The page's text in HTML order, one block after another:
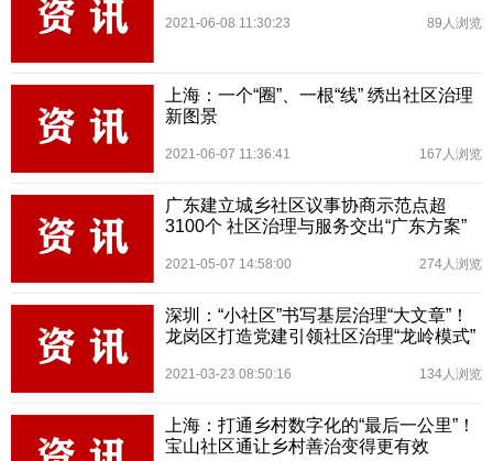
2021-06-08 11:30:23 89人浏览
上海：一个“圈”、一根“线” 绣出社区治理
新图景
2021-06-07 11:36:41 167人浏览
广东建立城乡社区议事协商示范点超
3100个 社区治理与服务交出“广东方案”
2021-05-07 14:58:00 274人浏览
深圳：“小社区”书写基层治理“大文章”！
龙岗区打造党建引领社区治理“龙岭模式”
2021-03-23 08:50:16 134人浏览
上海：打通乡村数字化的“最后一公里”！
宝山社区通让乡村善治变得更有效